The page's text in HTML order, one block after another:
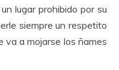
lugar prohibido por su
siempre un respetito
va a mojarse los ñames